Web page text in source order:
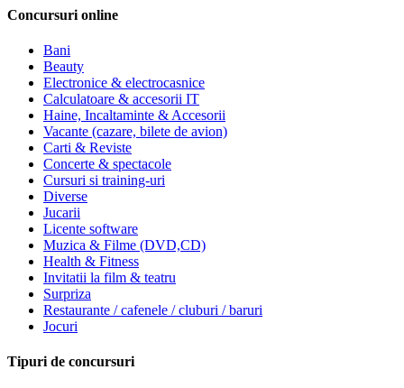
Concursuri online
Bani
Beauty
Electronice & electrocasnice
Calculatoare & accesorii IT
Haine, Incaltaminte & Accesorii
Vacante (cazare, bilete de avion)
Carti & Reviste
Concerte & spectacole
Cursuri si training-uri
Diverse
Jucarii
Licente software
Muzica & Filme (DVD,CD)
Health & Fitness
Invitatii la film & teatru
Surpriza
Restaurante / cafenele / cluburi / baruri
Jocuri
Tipuri de concursuri